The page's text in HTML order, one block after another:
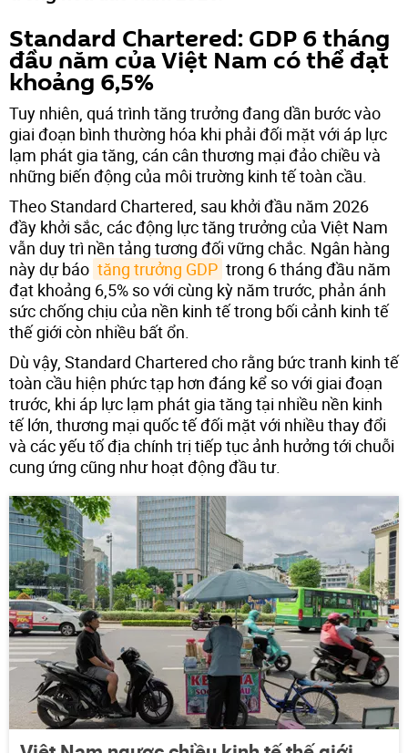
Standard Chartered: GDP 6 tháng
đầu năm của Việt Nam có thể đạt
khoảng 6,5%
Tuy nhiên, quá trình tăng trưởng đang dần bước vào
giai đoạn bình thường hóa khi phải đối mặt với áp lực
lạm phát gia tăng, cán cân thương mại đảo chiều và
những biến động của môi trường kinh tế toàn cầu.
Theo Standard Chartered, sau khởi đầu năm 2026
đầy khởi sắc, các động lực tăng trưởng của Việt Nam
vẫn duy trì nền tảng tương đối vững chắc. Ngân hàng
này dự báo tăng trưởng GDP trong 6 tháng đầu năm
đạt khoảng 6,5% so với cùng kỳ năm trước, phản ánh
sức chống chịu của nền kinh tế trong bối cảnh kinh tế
thế giới còn nhiều bất ổn.
Dù vậy, Standard Chartered cho rằng bức tranh kinh tế
toàn cầu hiện phức tạp hơn đáng kể so với giai đoạn
trước, khi áp lực lạm phát gia tăng tại nhiều nền kinh
tế lớn, thương mại quốc tế đối mặt với nhiều thay đổi
và các yếu tố địa chính trị tiếp tục ảnh hưởng tới chuỗi
cung ứng cũng như hoạt động đầu tư.